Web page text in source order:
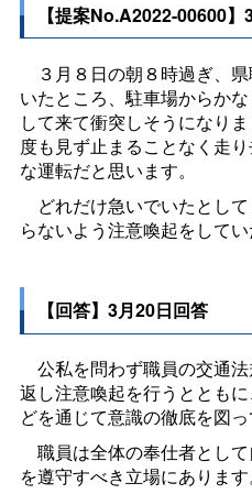
【提案No.A2022-00600
３月８日の朝８時過ぎ、
いたところ、駐車場からか
して来て衝突しそうになり
度も見ず止まることなく走
な運転だと思います。
どれだけ急いでいたとし
らないよう注意喚起をしてい
【回答】3月20日回答
公私を問わず職員の交通
返し注意喚起を行うととも
どを通じて意識の徹底を図っ
職員は全体の奉仕者とし
を遵守すべき立場にあります